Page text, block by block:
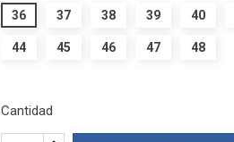
36 37 38 39 40
44 45 46 47 48
Cantidad